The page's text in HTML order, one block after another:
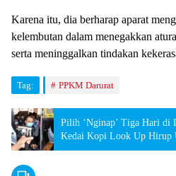
Karena itu, dia berharap aparat
kelembutan dalam menegakkan
serta meninggalkan tindakan
Tag: PPKM Darurat
Pilih ‘Nginap’ Tiga Hari di
Kedai Kopi Look Up Hirup